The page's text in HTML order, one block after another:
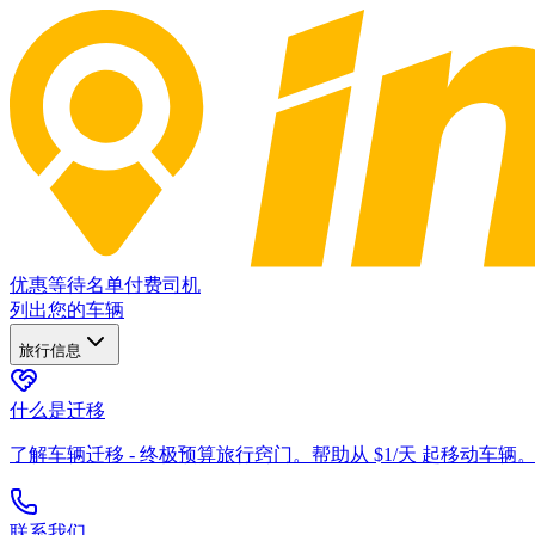
优惠等待名单付费司机
列出您的车辆
旅行信息
什么是迁移
了解车辆迁移 - 终极预算旅行窍门。帮助从 $1/天 起移动车辆。